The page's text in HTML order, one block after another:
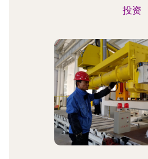
投资